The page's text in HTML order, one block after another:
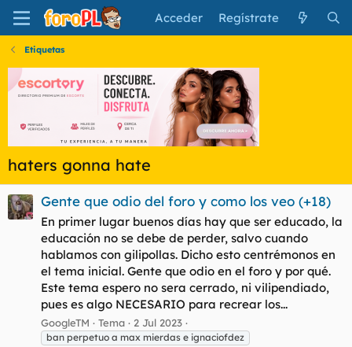
Acceder Regístrate
Etiquetas
haters gonna hate
Gente que odio del foro y como los veo (+18)
En primer lugar buenos días hay que ser educado, la
educación no se debe de perder, salvo cuando
hablamos con gilipollas. Dicho esto centrémonos en
el tema inicial. Gente que odio en el foro y por qué.
Este tema espero no sera cerrado, ni vilipendiado,
pues es algo NECESARIO para recrear los...
GoogleTM Tema 2 Jul 2023
ban perpetuo a max mierdas e ignaciofdez